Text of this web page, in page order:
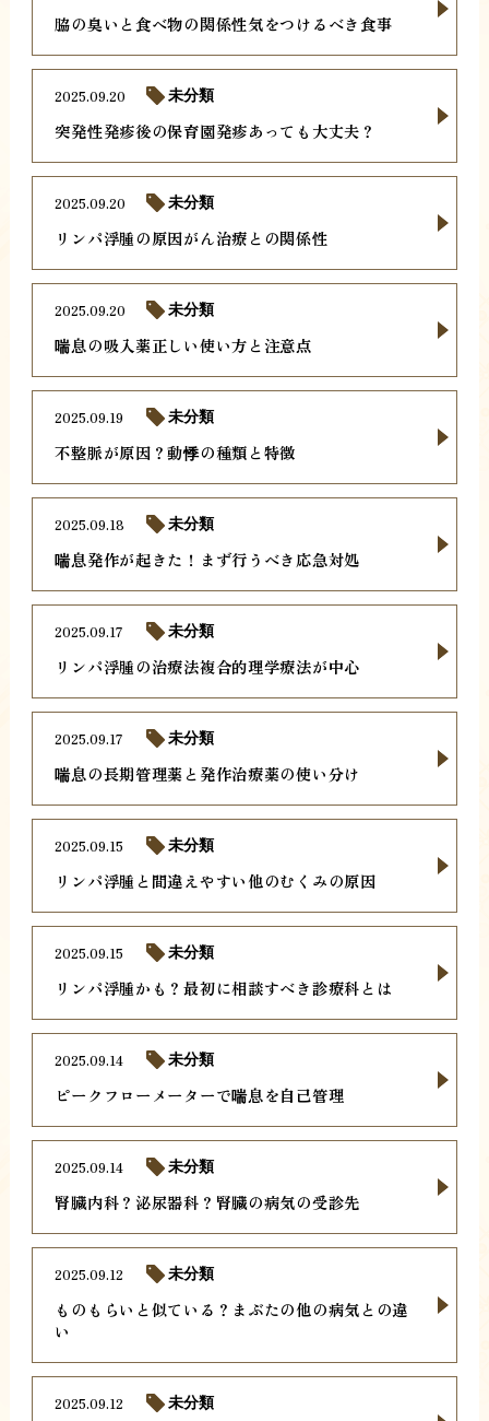
脇の臭いと食べ物の関係性気をつけるべき食事
突発性発疹後の保育園発疹あっても大丈夫？
2025.09.20 未分類
リンパ浮腫の原因がん治療との関係性
2025.09.20 未分類
喘息の吸入薬正しい使い方と注意点
2025.09.20 未分類
不整脈が原因？動悸の種類と特徴
2025.09.19 未分類
喘息発作が起きた！まず行うべき応急対処
2025.09.18 未分類
リンパ浮腫の治療法複合的理学療法が中心
2025.09.17 未分類
喘息の長期管理薬と発作治療薬の使い分け
2025.09.17 未分類
リンパ浮腫と間違えやすい他のむくみの原因
2025.09.15 未分類
リンパ浮腫かも？最初に相談すべき診療科とは
2025.09.15 未分類
ピークフローメーターで喘息を自己管理
2025.09.14 未分類
腎臓内科？泌尿器科？腎臓の病気の受診先
2025.09.14 未分類
ものもらいと似ている？まぶたの他の病気との違
い
2025.09.12 未分類
2025.09.12 未分類